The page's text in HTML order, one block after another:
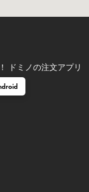
ドミノの注文アプリ